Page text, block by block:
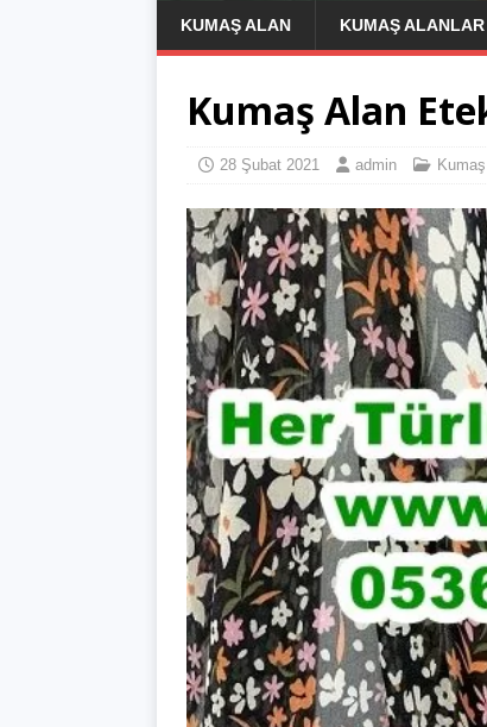
KUMAŞ ALAN KUMAŞ ALANLAR
Kumaş Alan
28 Şubat 2021 admin Kumaş